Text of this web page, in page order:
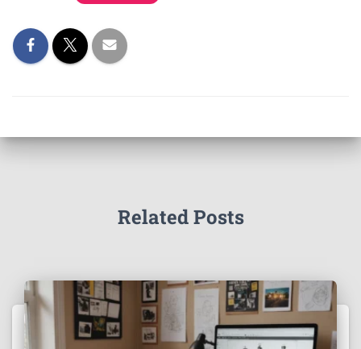
Related Posts